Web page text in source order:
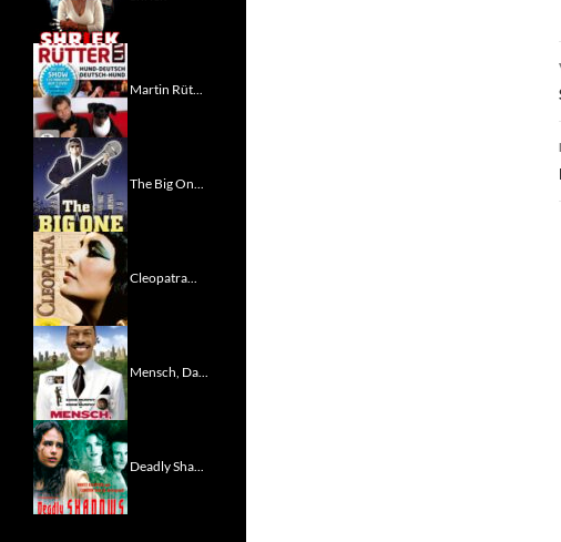
Martin Rüt...
The Big On...
Cleopatra...
Mensch, Da...
Deadly Sha...